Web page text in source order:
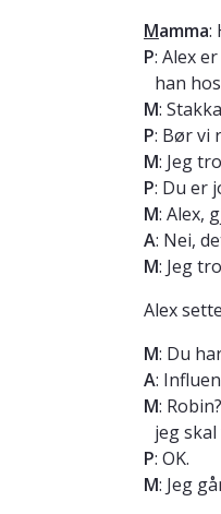
Mamma:
P: Alex
han
M:
P: Bør vi
M: Jeg
P: Du er
M: Alex,
A: Nei,
M: Jeg
Alex
M: Du
A:
M:
jeg
P: OK.
M: Jeg